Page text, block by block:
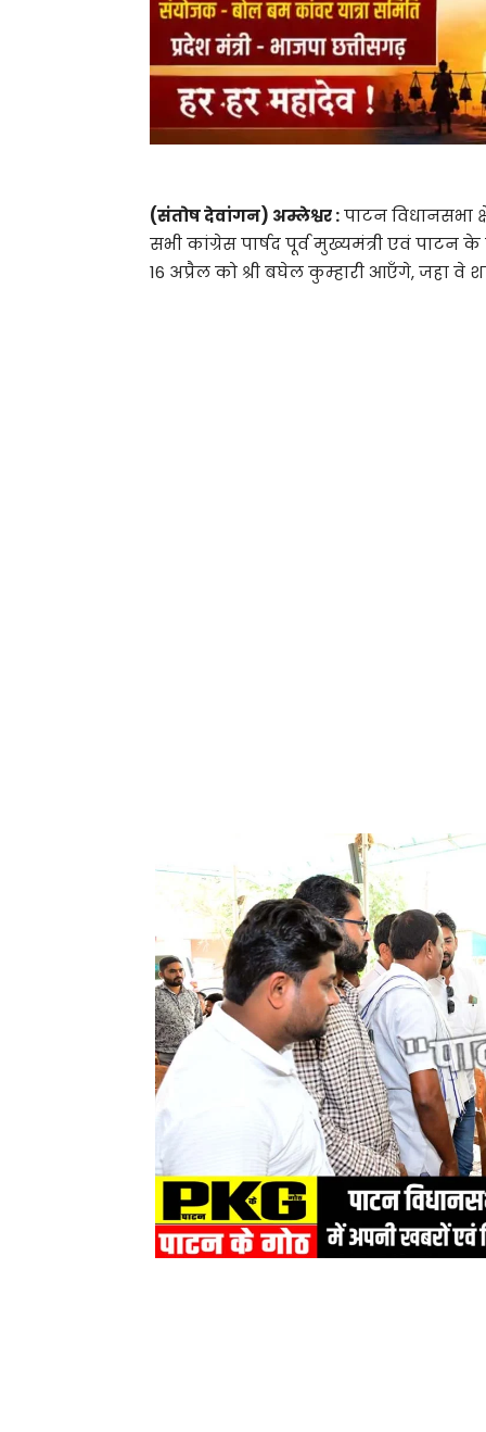
(संतोष देवांगन) अम्लेश्वर :पाटन विधानसभा
सभी कांग्रेस पार्षद पूर्व मुख्यमंत्री एवं
16 अप्रैल को श्री बघेल कुम्हारी आएँगे, जहा वे